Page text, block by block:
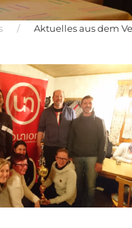
Aktuelles aus dem